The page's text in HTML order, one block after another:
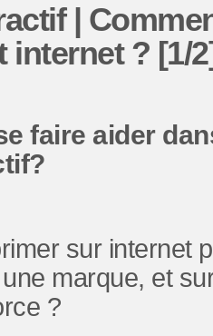
|
internet ? [1/
faire aider
sur internet
marque, et
?